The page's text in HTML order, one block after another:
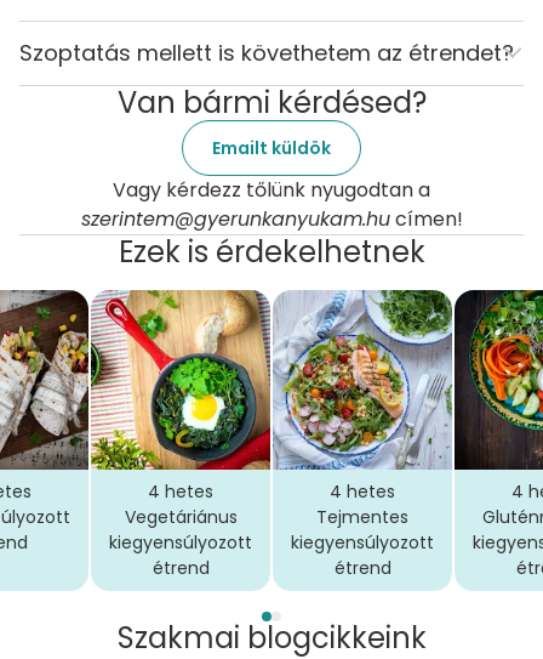
Szoptatás mellett is követhetem az étrendet?
Van bármi kérdésed?
Emailt küldök
Vagy kérdezz tőlünk nyugodtan a
szerintem@gyerunkanyukam.hucímen!
Ezek is érdekelhetnek
4 hetes
Vegetáriánus
kiegyensúlyozott
étrend
4 hetes
Tejmentes
kiegyensúlyozott
étrend
4
Szakmai blogcikkeink